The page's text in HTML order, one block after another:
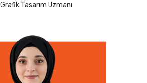
Grafik Tasarım Uzmanı